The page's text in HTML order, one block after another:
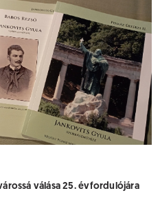
válása 25. évfordulójára